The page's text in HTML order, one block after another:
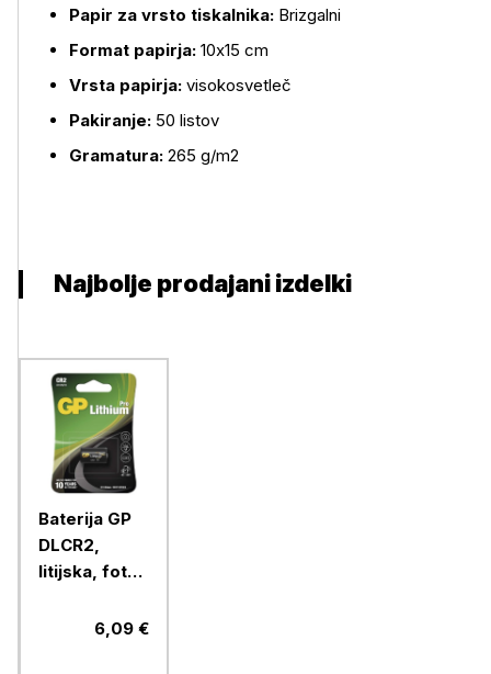
Več o izdelku
Papir za vrsto tiskalnika: Brizgalni
Format papirja: 10x15 cm
Vrsta papirja: visokosvetleč
Pakiranje: 50 listov
Gramatura: 265 g/m2
Najbolje prodajani izdelki
Baterija GP
DLCR2,
litijska, foto
6,09 €